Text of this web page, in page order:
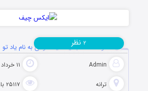
دانلود آهنگ جدید امید علومی به نام یاد تو
Admin ۱۱ خرداد ۱۳۹۶
ترانه ۲۵۱۱۷ بازدید
۲ نظر